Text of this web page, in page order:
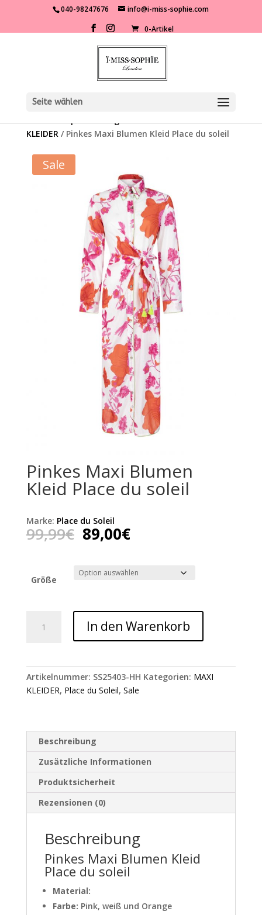
040-98247676 info@i-miss-sophie.com
0-Artikel
Seite wählen
KLEIDER/ Pinkes Maxi Blumen Kleid Place du soleil
Sale
Pinkes Maxi Blumen
Kleid Place du soleil
Marke: Place du Soleil
99,99€ Ursprünglicher
Preis
99,99€
89,00€Aktueller
Preis
89,00€.
Größe
Maxi
Place
In den Warenkorb
Artikelnummer: SS25403-HH Kategorien: MAXI
KLEIDER, Place du Soleil, Sale
Beschreibung
Zusätzliche Informationen
Produktsicherheit
Rezensionen (0)
Beschreibung
Pinkes Maxi Blumen Kleid
Place du soleil
Material:
Farbe: Pink, weiß und Orange